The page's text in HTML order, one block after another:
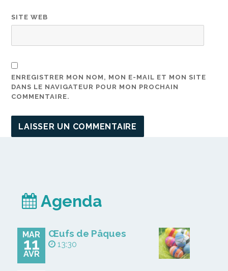
SITE WEB
ENREGISTRER MON NOM, MON E-MAIL ET MON SITE
DANS LE NAVIGATEUR POUR MON PROCHAIN
COMMENTAIRE.
Agenda
MAR
11
AVR
Œufs de Pâques
13:30